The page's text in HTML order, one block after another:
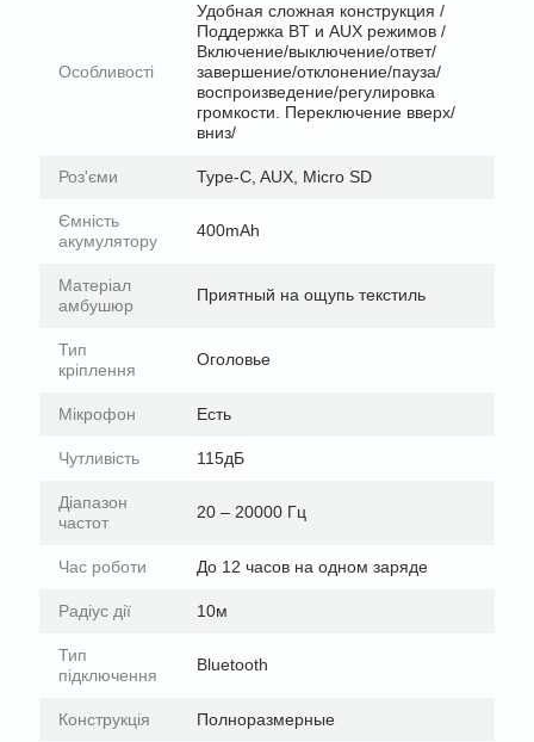
Особливості
Удобная сложная конструкция /
Поддержка BT и AUX режимов /
Включение/выключение/ответ/
завершение/отклонение/пауза/
воспроизведение/регулировка
громкости. Переключение вверх/
вниз/
Роз'єми Type-C, AUX, Micro SD
Ємність
акумулятору
400mAh
Матеріал
амбушюр
Приятный на ощупь текстиль
Тип
кріплення
Оголовье
Мікрофон Есть
Чутливість 115дБ
Діапазон
частот
20 – 20000 Гц
Час роботи До 12 часов на одном заряде
Радіус дії 10м
Тип
підключення
Bluetooth
Конструкція Полноразмерные